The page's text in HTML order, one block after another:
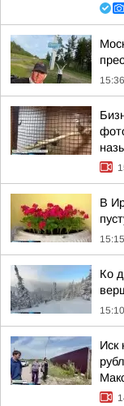
15:36
В
15:15
Ко
15:10
Иск